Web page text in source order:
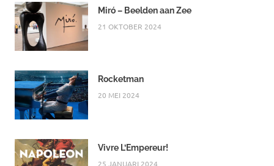
Miró – Beelden aan Zee
21 OKTOBER 2024
Rocketman
20 MEI 2024
Vivre L’Empereur!
25 JANUARI 2024